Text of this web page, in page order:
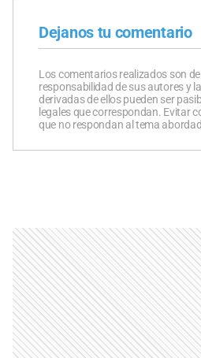
Dejanos tu comentario
Los comentarios realizados son
responsabilidad de sus autores y
derivadas de ellos pueden ser
legales que correspondan. Evitar
que no respondan al tema